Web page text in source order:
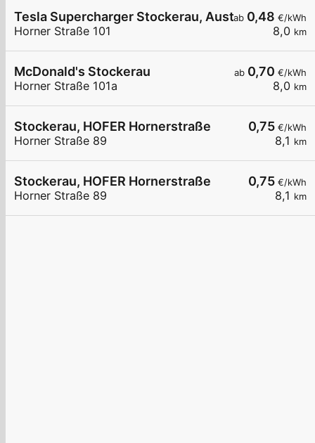
ab 0,48 €/kWh
8,0 km
Tesla Supercharger Stockerau, Austria
Horner Straße 101
ab 0,70 €/kWh
8,0 km
McDonald's Stockerau
Horner Straße 101a
0,75 €/kWh
8,1 km
Stockerau, HOFER Hornerstraße
Horner Straße 89
0,75 €/kWh
8,1 km
Stockerau, HOFER Hornerstraße
Horner Straße 89